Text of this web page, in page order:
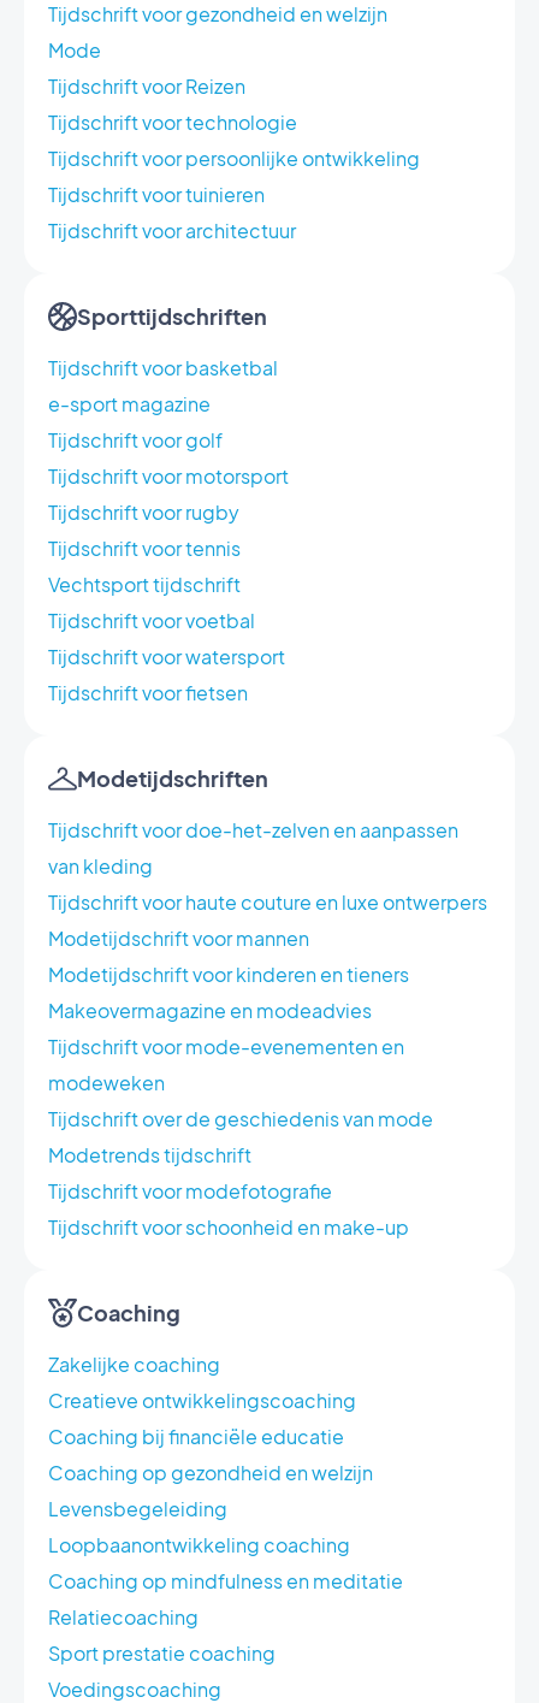
Tijdschrift voor gezondheid en welzijn
Mode
Tijdschrift voor Reizen
Tijdschrift voor technologie
Tijdschrift voor persoonlijke ontwikkeling
Tijdschrift voor tuinieren
Tijdschrift voor architectuur
Sporttijdschriften
Tijdschrift voor basketbal
e-sport magazine
Tijdschrift voor golf
Tijdschrift voor motorsport
Tijdschrift voor rugby
Tijdschrift voor tennis
Vechtsport tijdschrift
Tijdschrift voor voetbal
Tijdschrift voor watersport
Tijdschrift voor fietsen
Modetijdschriften
Tijdschrift voor doe-het-zelven en aanpassen
van kleding
Tijdschrift voor haute couture en luxe ontwerpers
Modetijdschrift voor mannen
Modetijdschrift voor kinderen en tieners
Makeovermagazine en modeadvies
Tijdschrift voor mode-evenementen en
modeweken
Tijdschrift over de geschiedenis van mode
Modetrends tijdschrift
Tijdschrift voor modefotografie
Tijdschrift voor schoonheid en make-up
Coaching
Zakelijke coaching
Creatieve ontwikkelingscoaching
Coaching bij financiële educatie
Coaching op gezondheid en welzijn
Levensbegeleiding
Loopbaanontwikkeling coaching
Coaching op mindfulness en meditatie
Relatiecoaching
Sport prestatie coaching
Voedingscoaching